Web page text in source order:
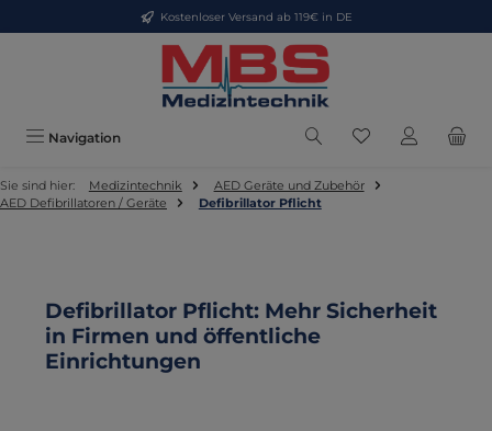
Zum Hauptinhalt springenKostenloser Versand ab 119€ in DE
Navigation Du hast 0
Sie sind hier: Medizintechnik
AED Geräte und Zubehör
AED Defibrillatoren / Geräte
Defibrillator Pflicht
Defibrillator Pflicht: Mehr Sicherheit
in Firmen und öffentliche
Einrichtungen